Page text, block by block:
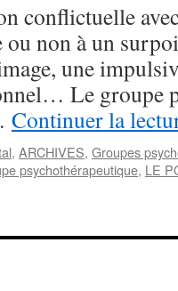
conflictuelle
non à un
une
Le groupe
Continuer la
, ARCHIVES, Groupes
psychothérapeutique, LE